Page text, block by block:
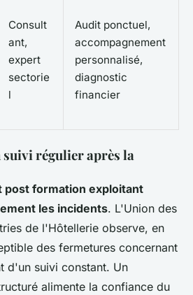
Consult
ant,
expert
sectorie
l
Audit ponctuel,
accompagnement
personnalisé,
diagnostic
financier
suivi régulier après la
post formation exploitant
les incidents. L'Union des
de l'Hôtellerie observe, en
des fermetures concernant
d'un suivi constant. Un
alimente la confiance du